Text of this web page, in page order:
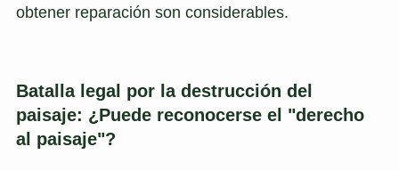
obtener reparación son considerables.
Batalla legal por la destrucción del
paisaje: ¿Puede reconocerse el "derecho
al paisaje"?